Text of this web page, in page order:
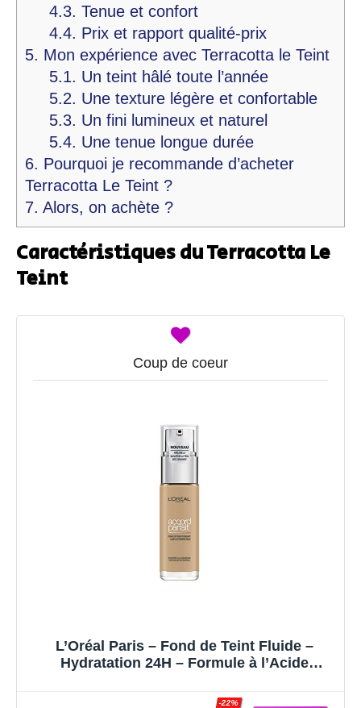
4.3. Tenue et confort
4.4. Prix et rapport qualité-prix
5. Mon expérience avec Terracotta le Teint
5.1. Un teint hâlé toute l’année
5.2. Une texture légère et confortable
5.3. Un fini lumineux et naturel
5.4. Une tenue longue durée
6. Pourquoi je recommande d’acheter
Terracotta Le Teint ?
7. Alors, on achète ?
Caractéristiques du Terracotta Le
Teint
Coup de coeur
L’Oréal Paris – Fond de Teint Fluide –
Hydratation 24H – Formule à l’Acide
Teinte : Beige Doré (3.D) – Accord Parfait –
-22%